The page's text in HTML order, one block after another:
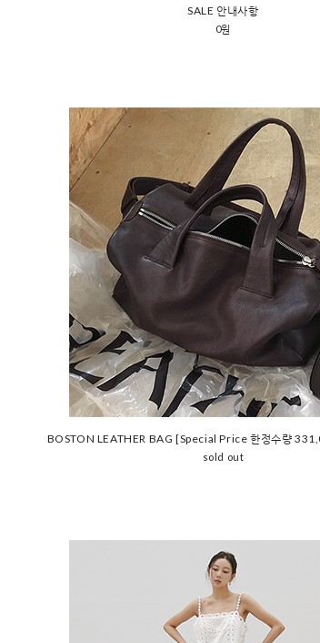
SALE 안내사항
0원
BOSTON LEATHER BAG [Special Price 한정수량
sold out